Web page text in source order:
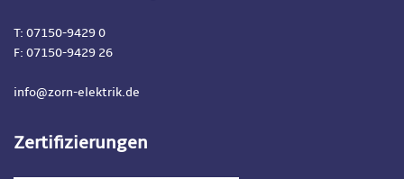
T: 07150-9429 0
F: 07150-9429 26
info@zorn-elektrik.de
Zertifizierungen